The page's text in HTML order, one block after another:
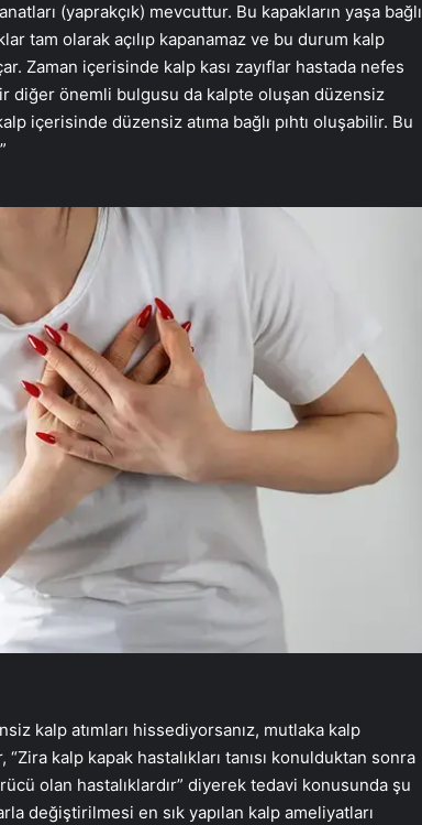
(yaprakçık) mevcuttur. Bu kapakların yaşa bağlı
tam olarak açılıp kapanamaz ve bu durum kalp
Zaman içerisinde kalp kası zayıflar hastada nefes
diğer önemli bulgusu da kalpte oluşan düzensiz
içerisinde düzensiz atıma bağlı pıhtı oluşabilir. Bu
kalp atımları hissediyorsanız, mutlaka kalp
kalp kapak hastalıkları tanısı konulduktan sonra
olan hastalıklardır” diyerek tedavi konusunda şu
değiştirilmesi en sık yapılan kalp ameliyatları